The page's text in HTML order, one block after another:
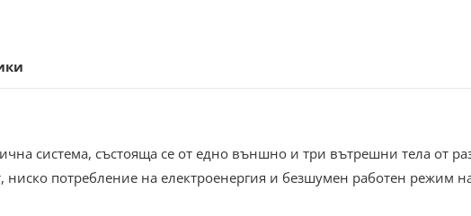
система, състояща се от едно външно и три вътрешни тела от
потребление на електроенергия и безшумен работен режим